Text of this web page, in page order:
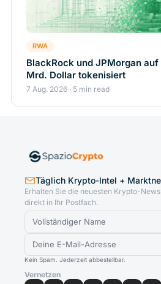
RWA
BlackRock und JPMorgan
Mrd. Dollar tokenisiert
7 Aug. 2026 · 5 min read
Täglich Krypto-Intel +
Erhalten Sie die neuesten Krypto-
direkt in Ihr Postfach.
Kein Spam. Jederzeit abbestellbar.
Vernetzen